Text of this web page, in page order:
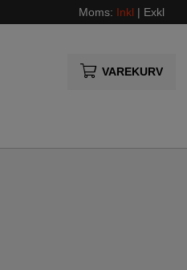
Moms: Inkl | Exkl
VAREKURV